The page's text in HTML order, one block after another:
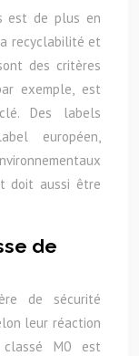
est de plus en
recyclabilité et
des critères
exemple, est
Des labels
européen,
doit aussi être
de
de sécurité
leur réaction
M0 est